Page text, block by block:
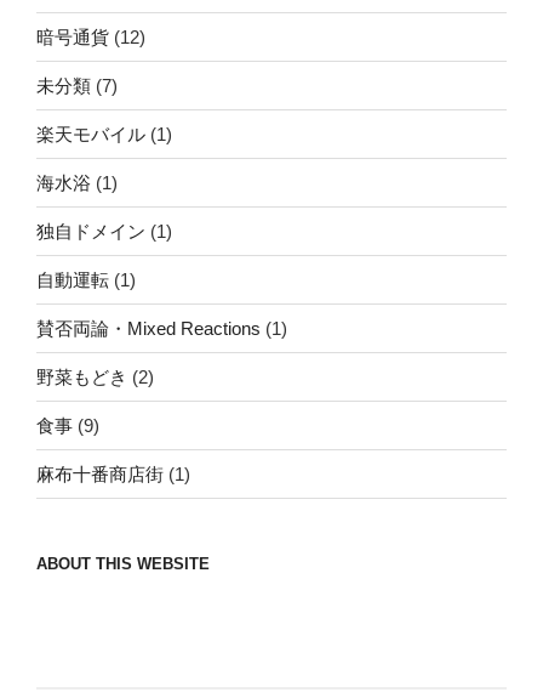
暗号通貨 (12)
未分類 (7)
楽天モバイル (1)
海水浴 (1)
独自ドメイン (1)
自動運転 (1)
賛否両論・Mixed Reactions (1)
野菜もどき (2)
食事 (9)
麻布十番商店街 (1)
ABOUT THIS WEBSITE